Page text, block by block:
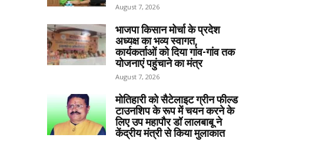
August 7, 2026
भाजपा किसान मोर्चा के प्रदेश
अध्यक्ष का भव्य स्वागत,
कार्यकर्ताओं को दिया गांव-गांव तक
योजनाएं पहुंचाने का मंत्र
August 7, 2026
मोतिहारी को सैटेलाइट ग्रीन फील्ड
टाउनशिप के रूप में चयन करने के
लिए उप महापौर डॉ लालबाबू ने
केंद्रीय मंत्री से किया मुलाकात